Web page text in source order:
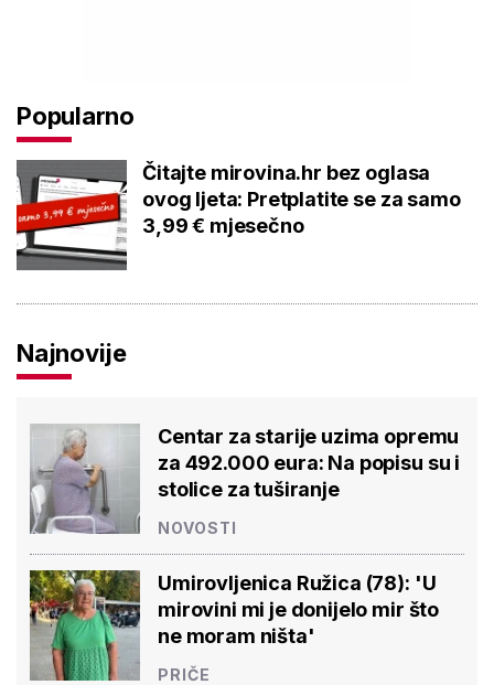
Popularno
Čitajte mirovina.hr bez oglasa
ovog ljeta: Pretplatite se za samo
3,99 € mjesečno
Najnovije
Centar za starije uzima opremu
za 492.000 eura: Na popisu su i
stolice za tuširanje
NOVOSTI
Umirovljenica Ružica (78): 'U
mirovini mi je donijelo mir što
ne moram ništa'
PRIČE